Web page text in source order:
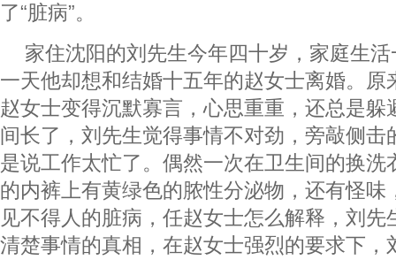
了“脏病”。
家住沈阳的刘先生今年四十岁，家庭生
一天他却想和结婚十五年的赵女士离婚。原
赵女士变得沉默寡言，心思重重，还总是躲
间长了，刘先生觉得事情不对劲，旁敲侧击
是说工作太忙了。偶然一次在卫生间的换洗
的内裤上有黄绿色的脓性分泌物，还有怪味
见不得人的脏病，任赵女士怎么解释，刘先
清楚事情的真相，在赵女士强烈的要求下，